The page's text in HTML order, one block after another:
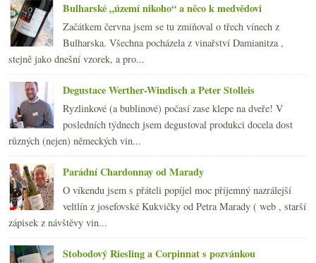
►března
►února(20)
ledna (22)
2012
2011 (252)
►2010(249)
►2009(249)
►2008(270)
►2007(108)
Bulharské „území nikoho“ a něco k medvědovi
Začátkem června jsem se tu zmiňoval o třech vínech z
Bulharska. Všechna pocházela z vinařství Damianitza ,
stejně jako dnešní vzorek, a pro...
Degustace Werther-Windisch a Peter Stolleis
Ryzlinkové (a bublinové) počasí zase klepe na dveře! V
posledních týdnech jsem degustoval produkci docela dost
různých (nejen) německých vin...
Parádní Chardonnay od Marady
O víkendu jsem s přáteli popíjel moc příjemný nazrálejší
veltlín z josefovské Kukvičky od Petra Marady ( web , starší
zápisek z návštěvy vin...
Stobodový Riesling a Corpinnat s pozvánkou